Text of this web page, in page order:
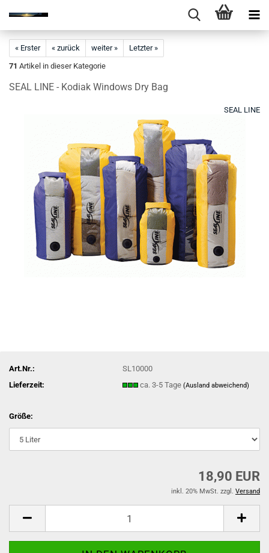
« Erster « zurück weiter »
Letzter »
71 Artikel in dieser Kategorie
SEAL LINE - Kodiak Windows Dry Bag
SEAL LINE
Art.Nr.:
SL10000
Lieferzeit:
ca. 3-5 Tage(Ausland abweichend)
Größe:
18,90 EUR
inkl. 20% MwSt. zzgl. Versand